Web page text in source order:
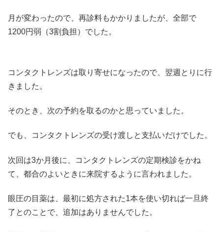
月が変わったので、再診料もかかりましたが、全部で
1200円弱（3割負担）でした。
コンタクトレンズは取り寄せになったので、翌週とりに行
きました。
そのとき、次の予約を取るのかと思っていました。
でも、コンタクトレンズの受け渡しと支払いだけでした。
次回は3か月後に、コンタクトレンズの定期検診をかね
て、都合のよいときに来院するように言われました。
眼圧の目薬は、最初に処方された1本を使い切れば一旦終
了とのことで、追加はありませんでした。